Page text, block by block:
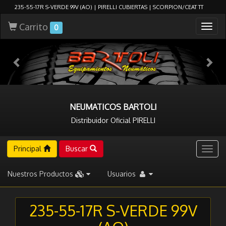
235-55-17R S-VERDE 99V (AO) | PIRELLI CUBIERTAS | SCORPION/CEAT TT
Carrito 0
NEUMATICOS BARTOLI
Distribuidor Oficial PIRELLI
Principal Buscar
Nuestros Productos Usuarios
235-55-17R S-VERDE 99V